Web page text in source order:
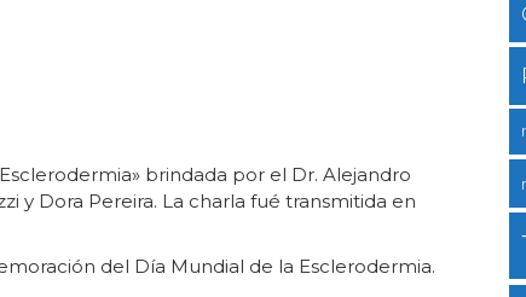
brindada por el Dr. Alejandro
y Dora Pereira. La charla fué transmitida en
del Día Mundial de la Esclerodermia.